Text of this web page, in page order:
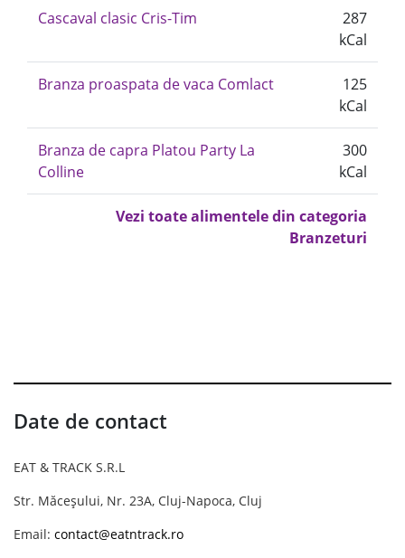
Cascaval clasic Cris-Tim
287
kCal
Branza proaspata de vaca Comlact
125
kCal
Branza de capra Platou Party La
Colline
300
kCal
Vezi toate alimentele din categoria
Branzeturi
Date de contact
EAT & TRACK S.R.L
Str. Măceșului, Nr. 23A, Cluj-Napoca, Cluj
Email: contact@eatntrack.ro